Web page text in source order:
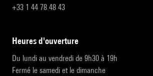
+33 1 44 78 48 43
heures d'ouverture
Du lundi au vendredi de 9h30 à 19h
Fermé le samedi et le dimanche